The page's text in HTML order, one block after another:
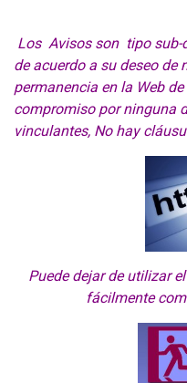
Los Avisos son tipo sub-
de acuerdo a su deseo
permanencia en la Web
compromiso por ninguna
vinculantes, No hay
Puede dejar de utilizar
fácilmente